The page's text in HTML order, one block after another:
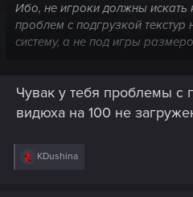
Ибо, не игроки должны
проблем с подгрузкой
систему, а не под игры
Почему недавно вышедшие
Почему в RDR 2 не испытываю
View attachment 11103695
Чувак у тебя проблемы с
видюха на 100 не
R
KDushina